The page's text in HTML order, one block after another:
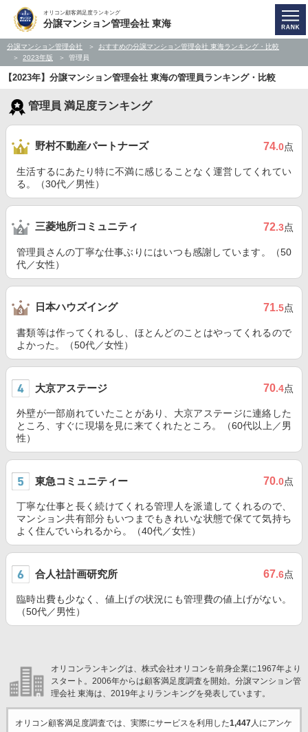
オリコン顧客満足度ランキング
分譲マンション管理会社 東海
分譲マンション管理会社
おすすめの分譲マンション管理会社 東海ランキング・比較
2023年版
管理員
【2023年】分譲マンション管理会社 東海の管理員ランキング・比較
管理員 満足度ランキング
野村不動産パートナーズ 74.0点
生活するにあたり特に不満に感じることなく運営してくれてい
る。（30代／男性）
三菱地所コミュニティ 72.3点
管理員さんの丁寧な仕事ぶりにはいつも感謝しています。（50
代／女性）
日本ハウズイング 71.5点
書類等は作ってくれるし、ほとんどのことはやってくれるので
よかった。（50代／女性）
大京アステージ 70.4点
外壁が一部崩れていたことがあり、大京アステージに連絡した
ところ、すぐに現場を見に来てくれたところ。（60代以上／男
性）
東急コミュニティー 70.0点
丁寧な仕事と長く続けてくれる管理人を派遣してくれるので、
マンション共有部分もいつまでもきれいな状態で保てて気持ち
よく住んでいられるから。（40代／女性）
合人社計画研究所 67.6点
臨時出費も少なく、値上げの状況にも管理費の値上げがない。
（50代／男性）
オリコンランキングは、株式会社オリコンを前身企業に1967年より
スタート。2006年からは顧客満足度調査を開始。分譲マンション管
理会社 東海は、2019年よりランキングを発表しています。
オリコン顧客満足度調査では、実際にサービスを利用した1,447人にアンケ